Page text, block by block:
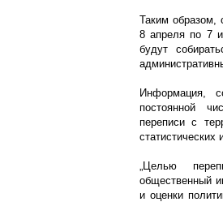
Таким образом,
8 апреля по 7
будут
Информация,
постоянной
переписи с
статистических
„Целью
общественный
и оценки